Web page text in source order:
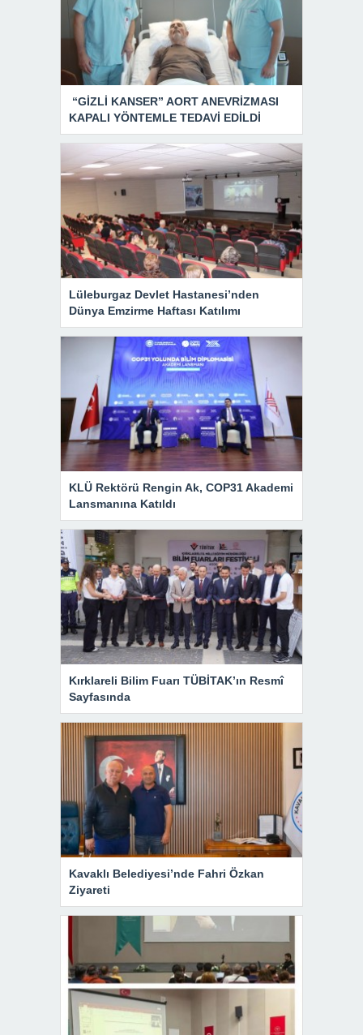
“GİZLİ KANSER” AORT ANEVRİZMASI
KAPALI YÖNTEMLE TEDAVİ EDİLDİ
Lüleburgaz Devlet Hastanesi’nden
Dünya Emzirme Haftası Katılımı
KLÜ Rektörü Rengin Ak, COP31 Akademi
Lansmanına Katıldı
Kırklareli Bilim Fuarı TÜBİTAK’ın Resmî
Sayfasında
Kavaklı Belediyesi’nde Fahri Özkan
Ziyareti